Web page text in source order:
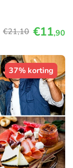
€21,10 €11,90
37% korting